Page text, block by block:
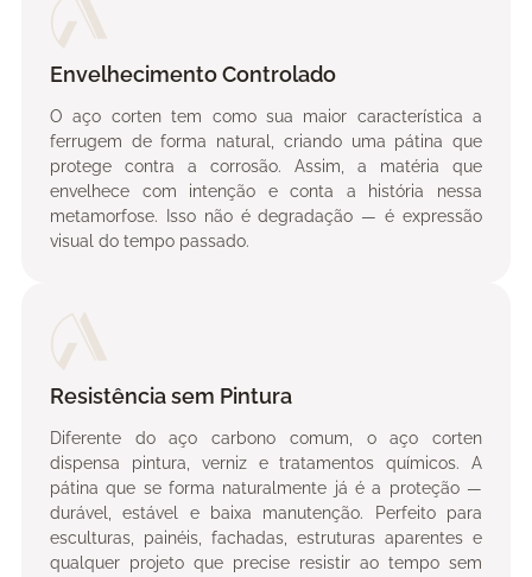
Envelhecimento Controlado
O aço corten tem como sua maior característica a
ferrugem de forma natural, criando uma pátina que
protege contra a corrosão. Assim, a matéria que
envelhece com intenção e conta a história nessa
metamorfose. Isso não é degradação — é expressão
visual do tempo passado.
Resistência sem Pintura
Diferente do aço carbono comum, o aço corten
dispensa pintura, verniz e tratamentos químicos. A
pátina que se forma naturalmente já é a proteção —
durável, estável e baixa manutenção. Perfeito para
esculturas, painéis, fachadas, estruturas aparentes e
qualquer projeto que precise resistir ao tempo sem